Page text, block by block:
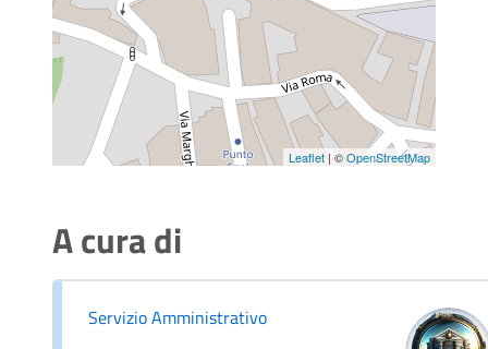
Leaflet | ©OpenStreetMap
A cura di
Servizio Amministrativo